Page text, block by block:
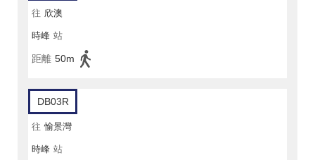
往 欣澳
時峰 站
距離 50m
DB03R
往 愉景灣
時峰 站